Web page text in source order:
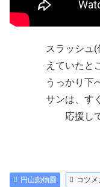
スラッシュ
えていたと
うっかり下
サンは、す
応援して
円山動物園 コツ